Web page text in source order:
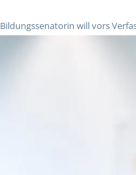
Bildungssenatorin will vors